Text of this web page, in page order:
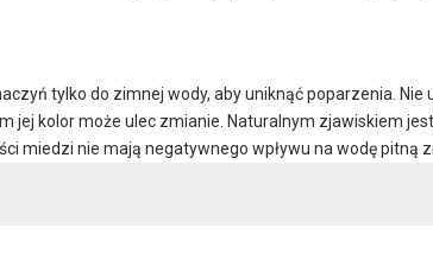
tylko do zimnej wody, aby uniknąć poparzenia.
jej kolor może ulec zmianie. Naturalnym zjawiskiem
miedzi nie mają negatywnego wpływu na wodę pitną